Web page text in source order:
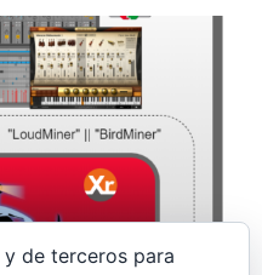
de terceros para